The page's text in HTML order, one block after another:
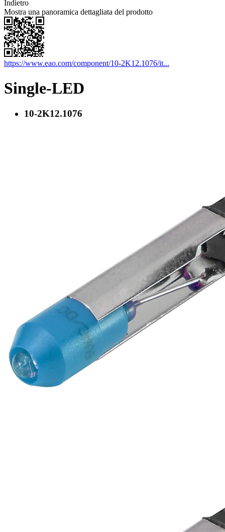
Indietro
Mostra una panoramica dettagliata del prodotto
https://www.eao.com/component/10-2K12.1076/it...
Single-LED
10-2K12.1076